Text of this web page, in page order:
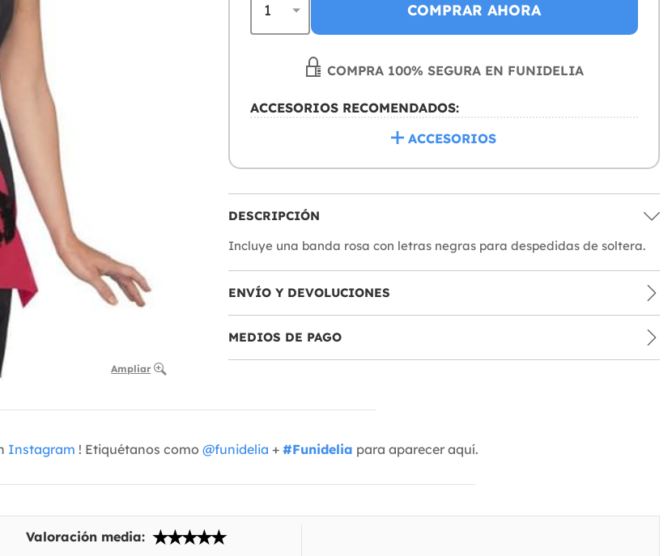
Ampliar
COMPRAR AHORA
COMPRA 100% SEGURA EN FUNIDELIA
ACCESORIOS RECOMENDADOS:
ACCESORIOS
DESCRIPCIÓN
Incluye una banda rosa con letras negras para despedidas de soltera.
ENVÍO Y DEVOLUCIONES
MEDIOS DE PAGO
Instagram ! Etiquétanos como @funidelia + #Funidelia para aparecer aquí.
Valoración media: